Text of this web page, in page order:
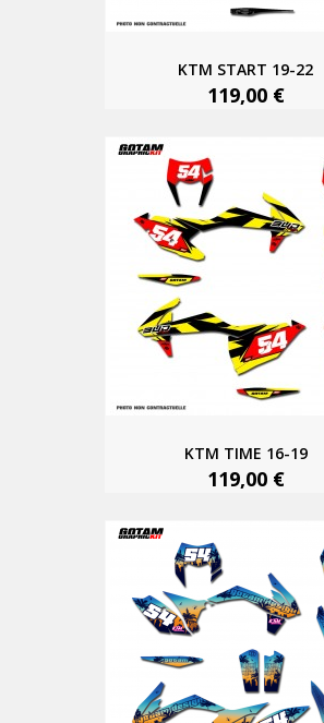
KTM START 19-22
119,00 €
KTM TIME 16-19
119,00 €